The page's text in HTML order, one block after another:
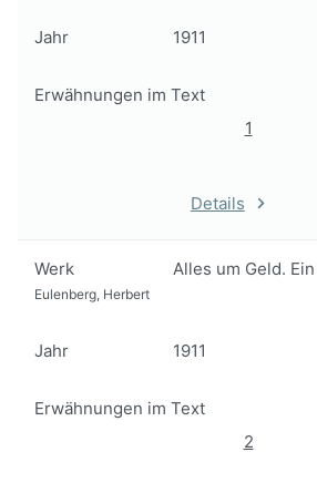
Jahr 1911
Erwähnungen im Text
1
Details
Werk Alles um Geld.
Eulenberg, Herbert
Jahr 1911
Erwähnungen im Text
2